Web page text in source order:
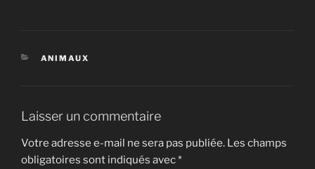
CATÉGORIES
ANIMAUX
Laisser un commentaire
Votre adresse e-mail ne sera pas publiée. Les champs
obligatoires sont indiqués avec*